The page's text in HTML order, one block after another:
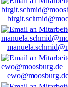
ewo@moosburg.de